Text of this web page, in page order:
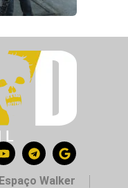
Espaço Walker